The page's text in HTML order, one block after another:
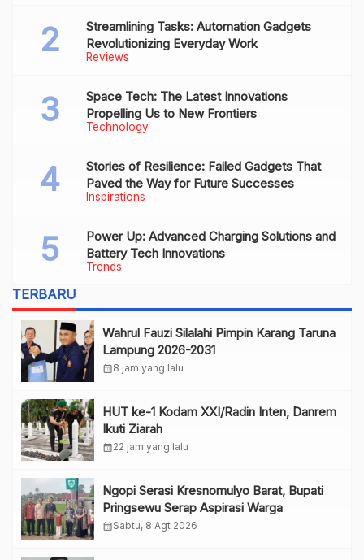
Reviews
Streamlining Tasks: Automation Gadgets
Revolutionizing Everyday Work
Technology
Space Tech: The Latest Innovations
Propelling Us to New Frontiers
Inspirations
Stories of Resilience: Failed Gadgets That
Paved the Way for Future Successes
Trends
Power Up: Advanced Charging Solutions and
Battery Tech Innovations
TERBARU
Wahrul Fauzi Silalahi Pimpin Karang Taruna
Lampung 2026-2031
calendar_month8 jam yang lalu
HUT ke-1 Kodam XXI/Radin Inten, Danrem
Ikuti Ziarah
calendar_month22 jam yang lalu
Ngopi Serasi Kresnomulyo Barat, Bupati
Pringsewu Serap Aspirasi Warga
calendar_monthSabtu, 8 Agt 2026